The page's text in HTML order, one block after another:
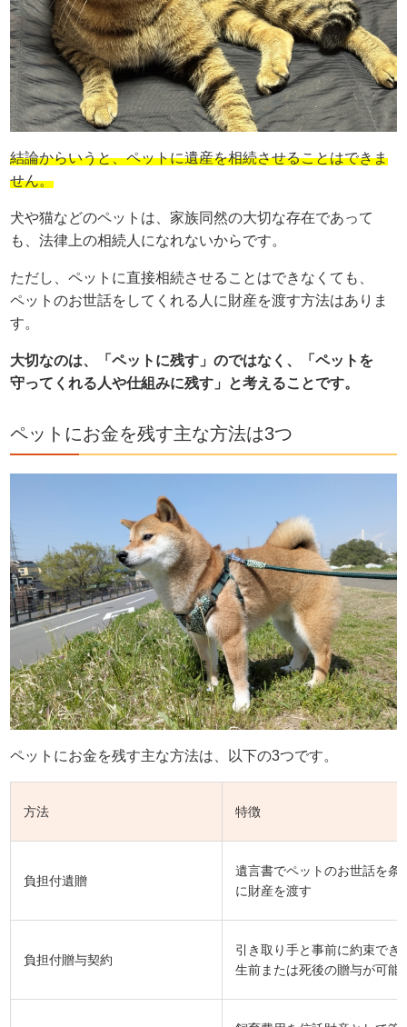
結論からいうと、ペットに遺産を相続させることはできま
せん。
犬や猫などのペットは、家族同然の大切な存在であって
も、法律上の相続人になれないからです。
ただし、ペットに直接相続させることはできなくても、
ペットのお世話をしてくれる人に財産を渡す方法はありま
す。
大切なのは、「ペットに残す」のではなく、「ペットを
守ってくれる人や仕組みに残す」と考えることです。
ペットにお金を残す主な方法は3つ
ペットにお金を残す主な方法は、以下の3つです。
方法 特徴
負担付遺贈
遺言書でペットのお世話を条
に財産を渡す
負担付贈与契約
引き取り手と事前に約束でき
生前または死後の贈与が可能